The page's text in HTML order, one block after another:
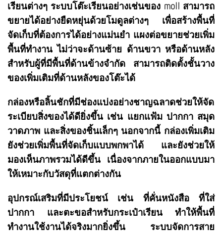
เรียนต่างๆ ระบบโต๊ะเรียนอย่างเช่นของ moll สามารถ
ขยายได้อย่างยืดหยุ่นด้วยโมดูลต่างๆ เพื่อสร้างพื้นที่
จัดเก็บที่ต้องการได้อย่างแม่นยำ แผงต่อขยายช่วยเพิ่ม
พื้นที่ทำงาน ไม่ว่าจะด้านซ้าย ด้านขวา หรือด้านหลัง
สำหรับผู้ที่มีพื้นที่ด้านข้างจำกัด สามารถติดตั้งชั้นวาง
ของเพิ่มเติมที่ด้านหลังของโต๊ะได้
กล่องหรือลิ้นชักที่มีช่องแบ่งอย่างชาญฉลาดช่วยให้จัด
ระเบียบสิ่งของได้ดียิ่งขึ้น เช่น แยกแฟ้ม ปากกา สมุด
วาดภาพ และสิ่งของชิ้นเล็กๆ นอกจากนี้ กล่องเพิ่มเติม
ยังช่วยเพิ่มพื้นที่จัดเก็บแบบพกพาได้ และยังช่วยให้
มองเห็นภาพรวมได้ดีขึ้น เนื่องจากภายในออกแบบมา
ให้เหมาะกับวัสดุที่แตกต่างกัน
อุปกรณ์เสริมที่มีประโยชน์ เช่น ที่คั่นหนังสือ ที่ใส่
ปากกา และตะขอสำหรับกระเป๋าเรียน ทำให้พื้นที่
ทำงานใช้งานได้จริงมากยิ่งขึ้น ระบบจัดการสาย